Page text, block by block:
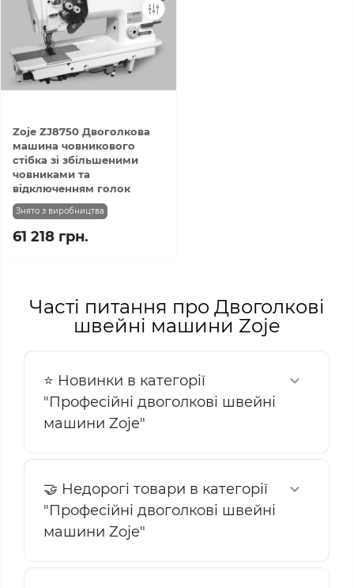
Zoje ZJ8750 Двоголкова
машина човникового
стібка зі збільшеними
човниками та
відключенням голок
Знято з виробництва
61 218 грн.
Часті питання про Двоголкові
швейні машини Zoje
⭐ Новинки в категорії
"Професійні двоголкові швейні
машини Zoje"
🤝 Недорогі товари в категорії
"Професійні двоголкові швейні
машини Zoje"